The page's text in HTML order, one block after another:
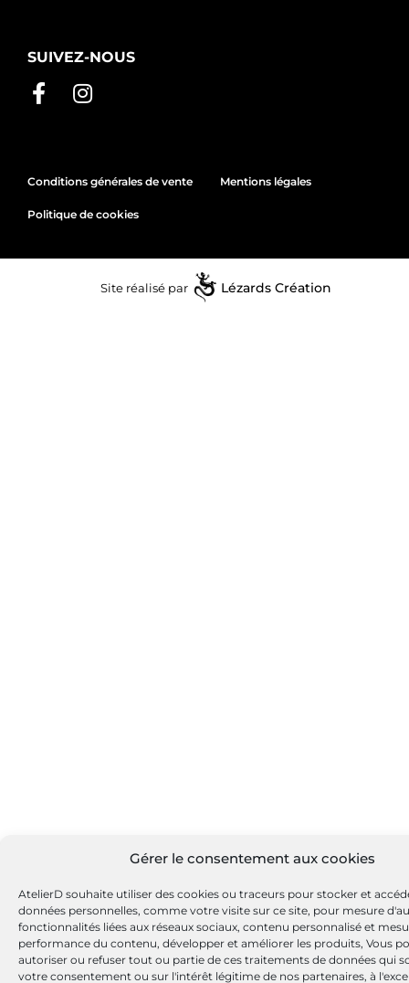
Gérer le consentement aux cookies
AtelierD souhaite utiliser des cookies ou traceurs pour stocker et
données personnelles, comme votre visite sur ce site, pour mesure
fonctionnalités liées aux réseaux sociaux, contenu personnalisé et
performance du contenu, développer et améliorer les produits, Vous
autoriser ou refuser tout ou partie de ces traitements de données qui
votre consentement ou sur l'intérêt légitime de nos partenaires, à
SUIVEZ-NOUS
Conditions générales de vente Mentions légales
Politique de cookies
Site réalisé par Lézards Création